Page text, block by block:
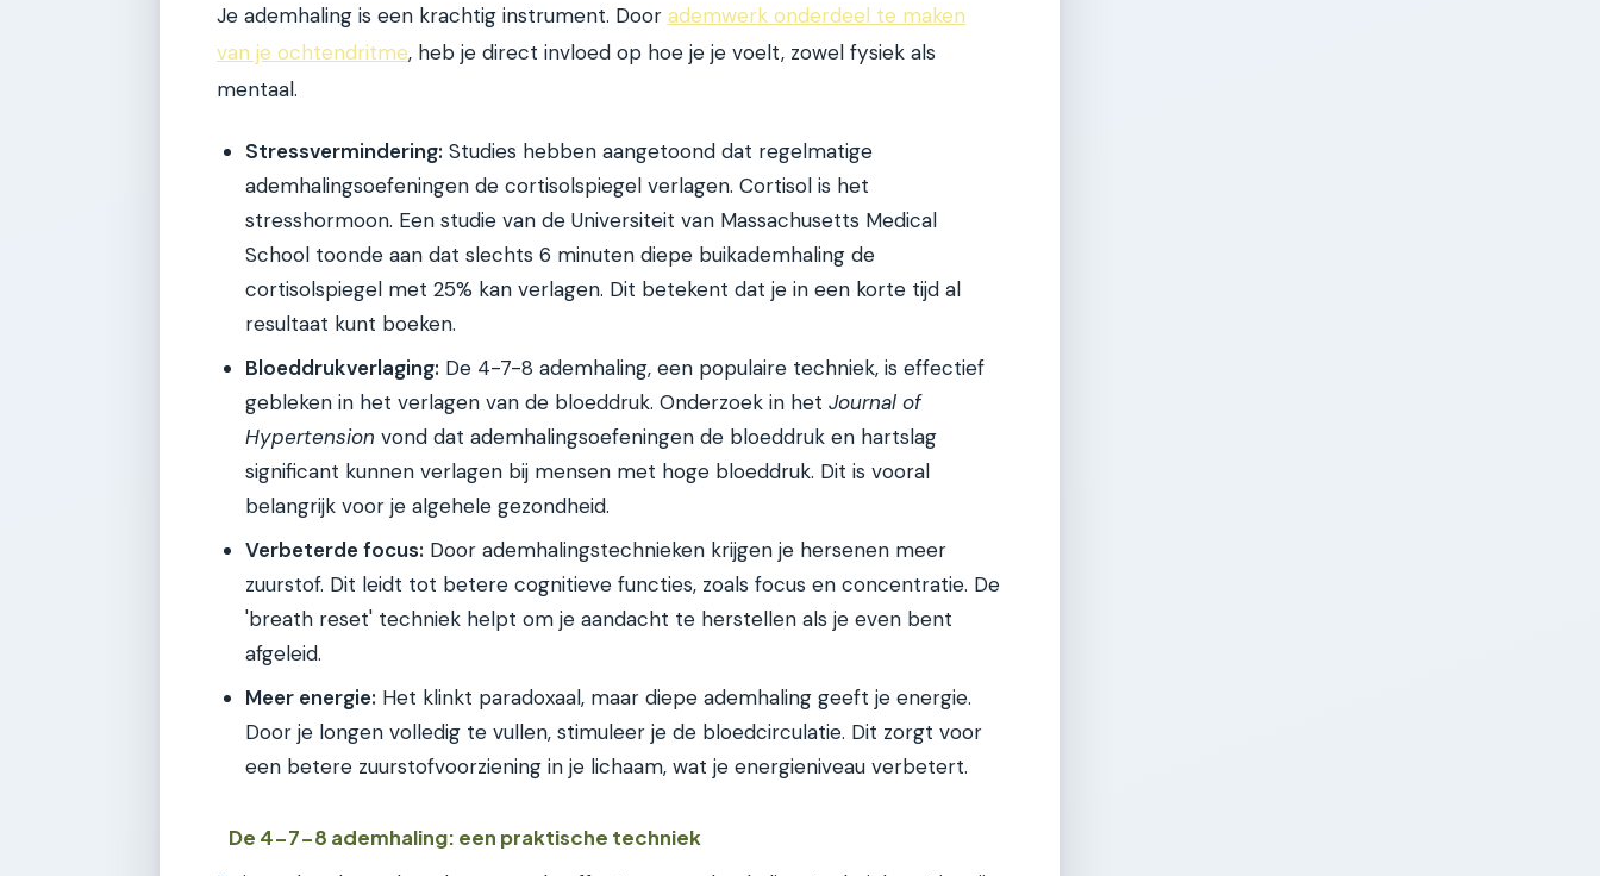
Je ademhaling is een krachtig instrument. Door ademwerk onderdeel te maken
van je ochtendritme, heb je direct invloed op hoe je je voelt, zowel fysiek als
mentaal.
Stressvermindering: Studies hebben aangetoond dat regelmatige
ademhalingsoefeningen de cortisolspiegel verlagen. Cortisol is het
stresshormoon. Een studie van de Universiteit van Massachusetts Medical
School toonde aan dat slechts 6 minuten diepe buikademhaling de
cortisolspiegel met 25% kan verlagen. Dit betekent dat je in een korte tijd al
resultaat kunt boeken.
Bloeddrukverlaging: De 4-7-8 ademhaling, een populaire techniek, is effectief
gebleken in het verlagen van de bloeddruk. Onderzoek in het Journal of
Hypertension vond dat ademhalingsoefeningen de bloeddruk en hartslag
significant kunnen verlagen bij mensen met hoge bloeddruk. Dit is vooral
belangrijk voor je algehele gezondheid.
Verbeterde focus: Door ademhalingstechnieken krijgen je hersenen meer
zuurstof. Dit leidt tot betere cognitieve functies, zoals focus en concentratie. De
'breath reset' techniek helpt om je aandacht te herstellen als je even bent
afgeleid.
Meer energie: Het klinkt paradoxaal, maar diepe ademhaling geeft je energie.
Door je longen volledig te vullen, stimuleer je de bloedcirculatie. Dit zorgt voor
een betere zuurstofvoorziening in je lichaam, wat je energieniveau verbetert.
De 4-7-8 ademhaling: een praktische techniek